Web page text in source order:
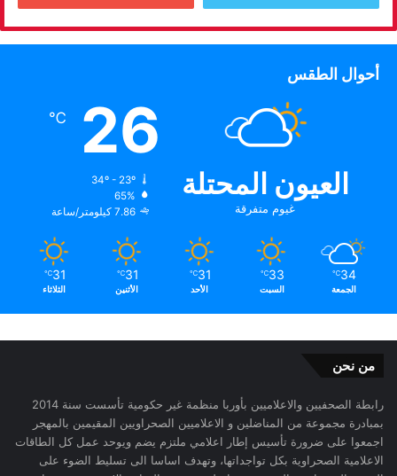
أحوال الطقس
العيون المحتلة
غيوم متفرقة
26
℃
34º - 23º
65%
7.86 كيلومتر/ساعة
34
℃
الجمعة
33
℃
السبت
31
℃
الأحد
31
℃
الأثنين
31
℃
الثلاثاء
من نحن
رابطة الصحفيين والاعلاميين بأوربا منظمة غير حكومية تأسست سنة 2014
بمبادرة مجموعة من المناضلين و الاعلاميين الصحراويين المقيمين بالمهجر
اجمعوا على ضرورة تأسيس إطار اعلامي ملتزم يضم ويوحد عمل كل الطاقات
الاعلامية الصحراوية بكل تواجداتها، وتهدف اساسا الى تسليط الضوء على